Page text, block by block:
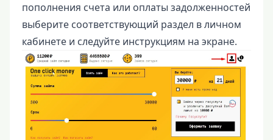
пополнения счета или оплаты задолженностей
выберите соответствующий раздел в личном
кабинете и следуйте инструкциям на экране.